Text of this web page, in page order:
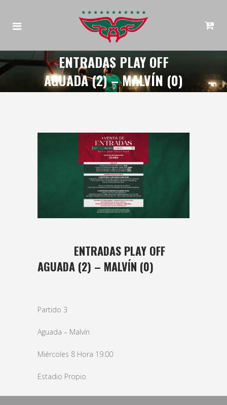
ENTRADAS PLAY OFF
AGUADA (2) – MALVÍN (0)
ENTRADAS PLAY OFF
AGUADA (2) – MALVÍN (0)
Partido 3
Aguada – Malvín
Miércoles 8 Hora 19:00
Estadio Propio